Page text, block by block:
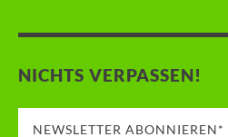
NICHTS VERPASSEN!
NEWSLETTER ABONNIEREN*